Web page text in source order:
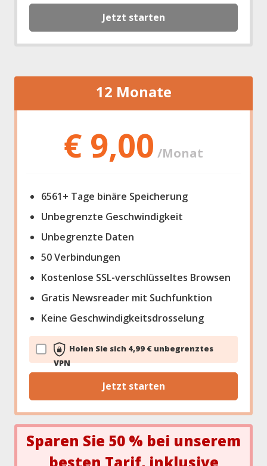
Jetzt starten
12 Monate
€ 9,00 /Monat
6561+ Tage binäre Speicherung
Unbegrenzte Geschwindigkeit
Unbegrenzte Daten
50 Verbindungen
Kostenlose SSL-verschlüsseltes Browsen
Gratis Newsreader mit Suchfunktion
Keine Geschwindigkeitsdrosselung
Holen Sie sich 4,99 € unbegrenztes
VPN
Jetzt starten
Sparen Sie 50 % bei unserem